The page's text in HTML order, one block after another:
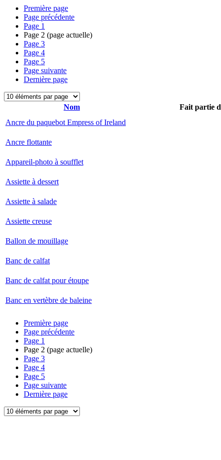
Première page
Page précédente
Page 1
Page 2 (page actuelle)
Page 3
Page 4
Page 5
Page suivante
Dernière page
Nom
Fait partie
Ancre du paquebot Empress of Ireland
Ancre flottante
Appareil-photo à soufflet
Assiette à dessert
Assiette à salade
Assiette creuse
Ballon de mouillage
Banc de calfat
Banc de calfat pour étoupe
Banc en vertèbre de baleine
Première page
Page précédente
Page 1
Page 2 (page actuelle)
Page 3
Page 4
Page 5
Page suivante
Dernière page